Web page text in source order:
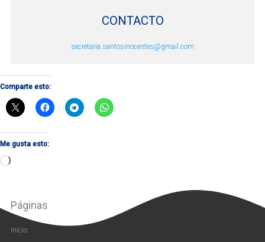
CONTACTO
secretaria.santosinocentes@gmail.com
Comparte esto:
Me gusta esto:
Cargando...
Páginas
Inicio